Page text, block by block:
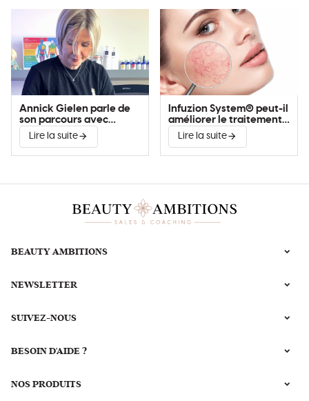
Annick Gielen parle de
son parcours avec
Infuzion System®
Lire la suite
Infuzion System® peut-il
améliorer le traitement
de la couperose?
Lire la suite
NEWSLETTER
SUIVEZ-NOUS
BEAUTY AMBITIONS
BESOIN D'AIDE ?
NOS PRODUITS